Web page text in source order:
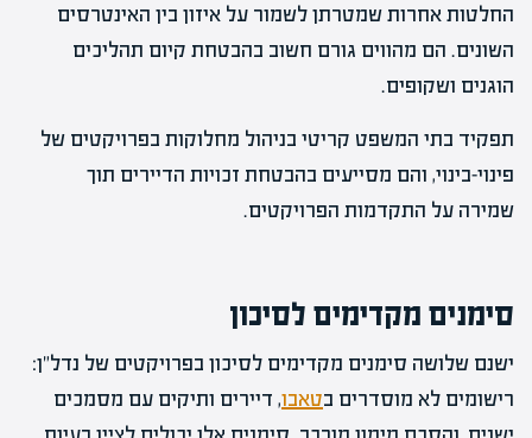
החלטות אחרות שמטרתן לשמור על איזון בין האינטרסים
השונים. הם מהווים גורם חשוב בהבטחת קיום תהליכים
הוגנים ושקופים.
תפקיד בתי המשפט קריטי בניהול מחלוקות בפרויקטים של
פינוי-בינוי, והם מסייעים בהבטחת זכויות הדיירים תוך
שמירה על התקדמות הפרויקטים.
סימנים מקדימים לסיכון
ישנם שלושה סימנים מקדימים לסיכון בפרויקטים של נדל"ן:
רישומים לא מוסדרים בטאבו, דיירים ותיקים עם מסמכים